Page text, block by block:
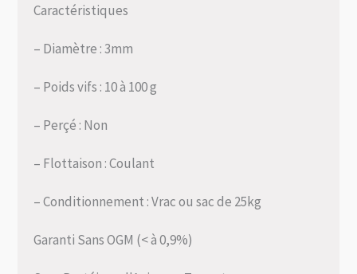
Caractéristiques
– Diamètre : 3mm
– Poids vifs : 10 à 100 g
– Perçé : Non
– Flottaison : Coulant
– Conditionnement : Vrac ou sac de 25kg
Garanti Sans OGM (< à 0,9%)